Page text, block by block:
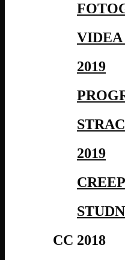
VIDEA
2019
2019
CC 2018